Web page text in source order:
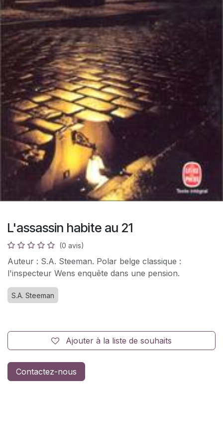
L'assassin habite au 21
(0 avis)
Auteur : S.A. Steeman. Polar belge classique :
l'inspecteur Wens enquête dans une pension.
S.A. Steeman
Ajouter à la liste de souhaits
Contactez-nous